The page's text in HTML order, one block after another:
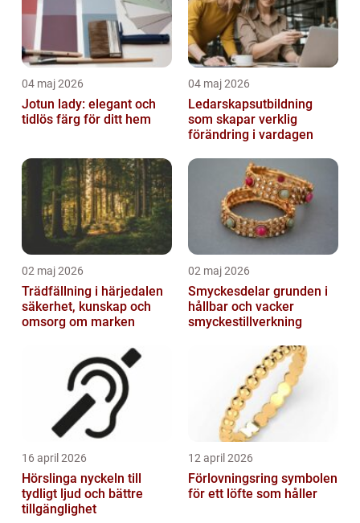
04 maj 2026
Jotun lady: elegant och
tidlös färg för ditt hem
04 maj 2026
Ledarskapsutbildning
som skapar verklig
förändring i vardagen
02 maj 2026
Trädfällning i härjedalen
säkerhet, kunskap och
omsorg om marken
02 maj 2026
Smyckesdelar grunden i
hållbar och vacker
smyckestillverkning
16 april 2026
Hörslinga nyckeln till
tydligt ljud och bättre
tillgänglighet
12 april 2026
Förlovningsring symbolen
för ett löfte som håller